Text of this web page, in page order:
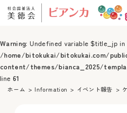
Warning: Undefined variable $title_jp in
/home/bitokukai/bitokukai.com/
content/themes/bianca_2025/
line 61
ホーム Information イベント報告